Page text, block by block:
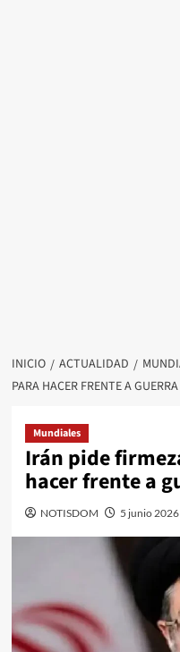
INICIO ACTUALIDAD
PARA HACER FRENTE A
Mundiales
Irán pide
hacer frente a
NOTISDOM 5 junio 2026